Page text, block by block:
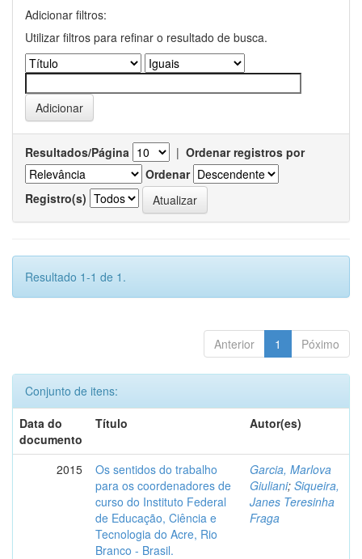
Adicionar filtros:
Utilizar filtros para refinar o resultado de busca.
Resultados/Página | Ordenar registros por
Ordenar
Registro(s)
Resultado 1-1 de 1.
Anterior 1 Póximo
Conjunto de itens:
Data do
documento
Título Autor(es)
2015
Os sentidos do trabalho
para os coordenadores de
curso do Instituto Federal
de Educação, Ciência e
Tecnologia do Acre, Rio
Branco - Brasil.
Garcia, Marlova
Giuliani; Siqueira,
Janes Teresinha
Fraga